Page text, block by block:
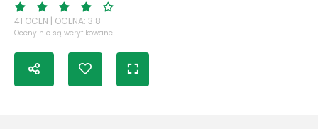
41 OCEN | OCENA: 3.8
Oceny nie są weryfikowane